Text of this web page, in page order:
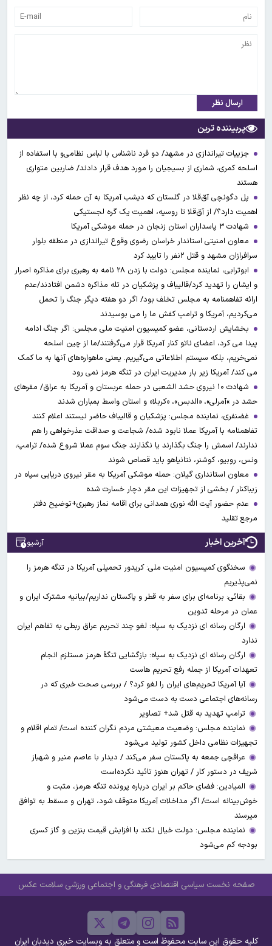
ارسال نظر
پربیننده ترین
جزییات تیراندازی در مشهد/ دو فرد ناشناس با لباس نظامی‌و با استفاده از
اسلحه کمری، شماری از بسیجیان را مورد هدف قرار دادند/ ضاربین متواری
هستند
پل دگونچی آق‌قلا در گلستان که دیشب آمریکا به آن حمله کرد، از چه نظر
اهمیت دارد؟/ از آق‌قلا تا روسیه، اهمیت یک گره لجستیکی
شهادت ۳ ‌پاسداران استان زنجان در حمله موشکی آمریکا
معاون امنیتی استاندار خراسان رضوی وقوع تیراندازی در منطقه بلوار
سرافرازان مشهد و قتل ۲نفر را تایید کرد
ابوترابی، نماینده مجلس: دولت با زدن ۲۸ نامه به رهبری برای مذاکره اصرار
و ایشان را تهدید کرد/قالیباف و پزشکیان در تله مذاکره دشمن افتادند/عدم
ارائه تفاهمنامه به مجلس تخلف بود/ اگر دو هفته دیگر جنگ را تحمل
می‌کردیم، آمریکا و ترامپ کفش ما را می بوسیدند
بخشایش اردستانی، عضو کمیسیون امنیت ملی مجلس: اگر جنگ ادامه
پیدا می کرد، اعضای ناتو کنار آمریکا قرار می‌گرفتند/ما از چین اسلحه
نمی‌خریم، بلکه سیستم اطلاعاتی می‌گیریم. یعنی ماهواره‌های آنها به ما کمک
می کند/ آمریکا زیر بار مدیریت ایران در تنگه هرمز نمی رود
شهادت ۱۰ نیروی حشد الشعبی در حمله عربستان و آمریکا به عراق/ مقرهای
حشد در »آمرلی»، «الدبس»، «کربلا« و استان واسط بمباران شدند
غضنفری، نماینده مجلس: پزشکیان و قالیباف حاضر نیستند اعلام کنند
تفاهمنامه با آمریکا عملا نابود شده/ شجاعت و صداقت عذرخواهی را هم
ندارند/ اسمش را جنگ بگذارند یا نگذارند جنگ سوم عملا شروع شده/ ترامپ،
ونس، روبیو، کوشنر، نتانیاهو باید قصاص شوند
معاون استانداری گیلان: حمله موشکی آمریکا به مقر نیروی دریایی سپاه در
زیباکنار / بخشی از تجهیزات این مقر دچار خسارت شده
عدم حضور آیت الله نوری همدانی برای اقامه نماز رهبری+توضیح دفتر
مرجع تقلید
آخرین اخبار آرشیو
سخنگوی کمیسیون امنیت ملی: کریدور تحمیلی آمریکا در تنگه هرمز را
نمی‌پذیریم
بقائی: برنامه‌ای برای سفر به قطر و پاکستان نداریم/بیانیه مشترک ایران و
عمان در مرحله تدوین
ارگان رسانه ای نزدیک به سپاه: لغو چند تحریم عراق ربطی به تفاهم ایران
ندارد
ارگان رسانه ای نزدیک به سپاه: بازگشایی تنگۀ هرمز مستلزم انجام
تعهدات آمریکا از جمله رفع تحریم هاست
آیا آمریکا تحریم‌های ایران را لغو کرد؟ / بررسی صحت خبری که در
رسانه‌های اجتماعی دست به دست می‌شود
ترامپ تهدید به قتل شد+ تصاویر
نماینده مجلس: وضعیت معیشتی مردم نگران کننده است/ تمام اقلام و
تجهیزات نظامی داخل کشور تولید می‌شود
عراقچی جمعه به پاکستان سفر می‌کند / دیدار با عاصم منیر و شهباز
شریف در دستور کار / تهران هنوز تائید نکرده‌است
المیادین: فضای حاکم بر ایران درباره پرونده تنگه هرمز، مثبت و
خوش‌بینانه است/ اگر مداخلات آمریکا متوقف شود، تهران و مسقط به توافق
میرسند
نماینده مجلس: دولت خیال نکند با افزایش قیمت بنزین‌ و گاز کسری
بودجه کم می‌شود
صفحه نخست سیاسی اقتصادی فرهنگی و اجتماعی ورزشی سلامت عکس
کلیه حقوق این سایت محفوظ است و متعلق به وبسایت خبری دیدبان ایران